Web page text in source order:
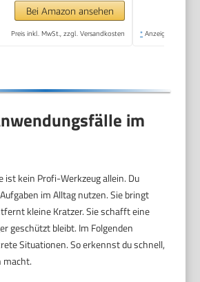
poliermaschinen,
polishing machine
Bei Amazon ansehen
Preis inkl. MwSt., zzgl. Versandkosten * Anzeige
im
ist kein Profi-Werkzeug allein. Du
im Alltag nutzen. Sie bringt
kleine Kratzer. Sie schafft eine
geschützt bleibt. Im Folgenden
Situationen. So erkennst du schnell,
macht.